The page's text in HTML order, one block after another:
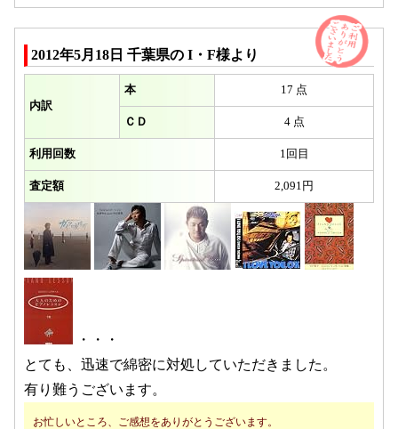
2012年5月18日 千葉県の I・F様より
内訳
本 17 点
ＣＤ 4 点
利用回数 1回目
査定額 2,091円
・・・
とても、迅速で綿密に対処していただきました。
有り難うございます。
お忙しいところ、ご感想をありがとうございます。